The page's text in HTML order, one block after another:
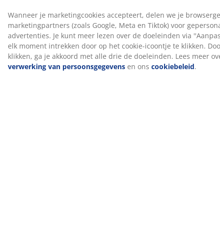
DREAMZONE®
DREAMZONE® streeft ernaar je slaap te verbeteren
met individuele oplossingen in matrassen en bedden.
Kwaliteit en functionaliteit zijn essentieel en dat is al zo
sinds de oprichting in Denemarken in 2003.
DREAMZONE® is exclusief verkrijgbaar bij JYSK.